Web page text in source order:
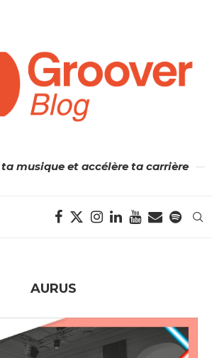
musique et accélère ta carrière
AURUS